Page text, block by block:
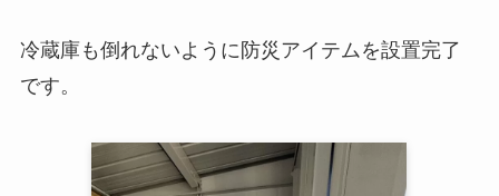
冷蔵庫も倒れないように防災アイテムを設置完了
です。